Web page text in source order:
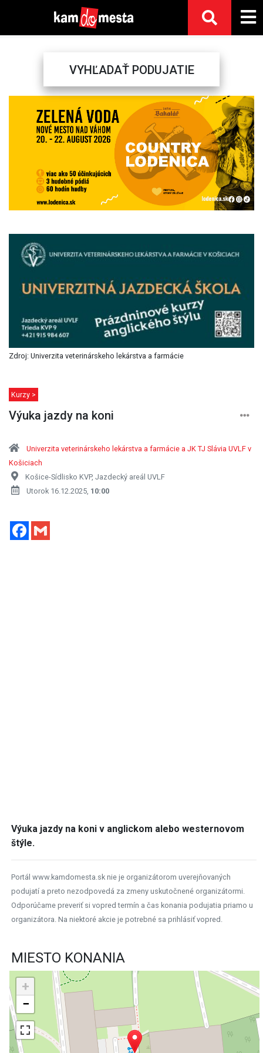
VYHĽADAŤ PODUJATIE
Next
Zdroj: Univerzita veterinárskeho lekárstva a farmácie
Kurzy >
Výuka jazdy na koni
Univerzita veterinárskeho lekárstva a farmácie a JK TJ Slávia UVLF v
Košiciach
Košice-Sídlisko KVP, Jazdecký areál UVLF
Utorok 16.12.2025, 10:00
Facebook
Výuka jazdy na koni v anglickom alebo westernovom
štýle.
Portál www.kamdomesta.sk nie je organizátorom uverejňovaných
podujatí a preto nezodpovedá za zmeny uskutočnené organizátormi.
Odporúčame preveriť si vopred termín a čas konania podujatia priamo u
organizátora. Na niektoré akcie je potrebné sa prihlásiť vopred.
MIESTO KONANIA
+
−